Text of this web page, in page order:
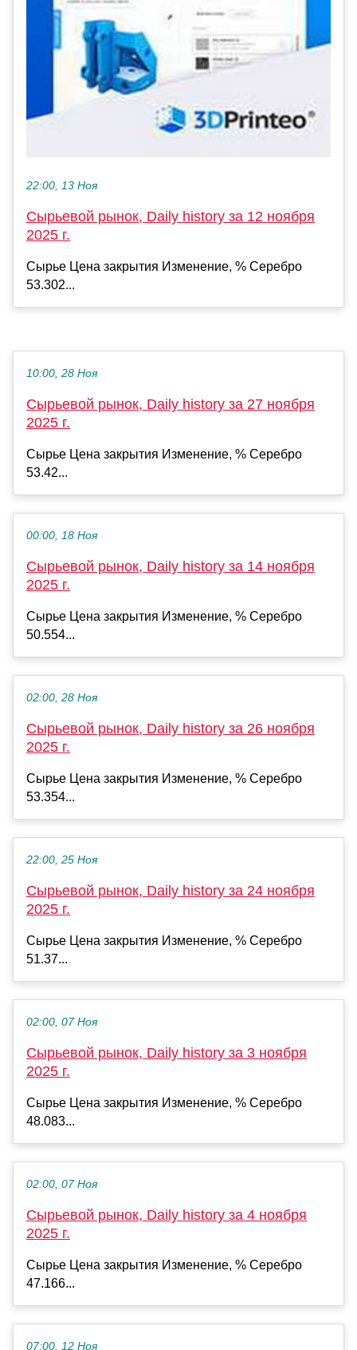
22:00, 13 Ноя
Сырьевой рынок, Daily history за 12 ноября
2025 г.
Сырье Цена закрытия Изменение, % Серебро
53.302...
10:00, 28 Ноя
Сырьевой рынок, Daily history за 27 ноября
2025 г.
Сырье Цена закрытия Изменение, % Серебро
53.42...
00:00, 18 Ноя
Сырьевой рынок, Daily history за 14 ноября
2025 г.
Сырье Цена закрытия Изменение, % Серебро
50.554...
02:00, 28 Ноя
Сырьевой рынок, Daily history за 26 ноября
2025 г.
Сырье Цена закрытия Изменение, % Серебро
53.354...
22:00, 25 Ноя
Сырьевой рынок, Daily history за 24 ноября
2025 г.
Сырье Цена закрытия Изменение, % Серебро
51.37...
02:00, 07 Ноя
Сырьевой рынок, Daily history за 3 ноября
2025 г.
Сырье Цена закрытия Изменение, % Серебро
48.083...
02:00, 07 Ноя
Сырьевой рынок, Daily history за 4 ноября
2025 г.
Сырье Цена закрытия Изменение, % Серебро
47.166...
07:00, 12 Ноя